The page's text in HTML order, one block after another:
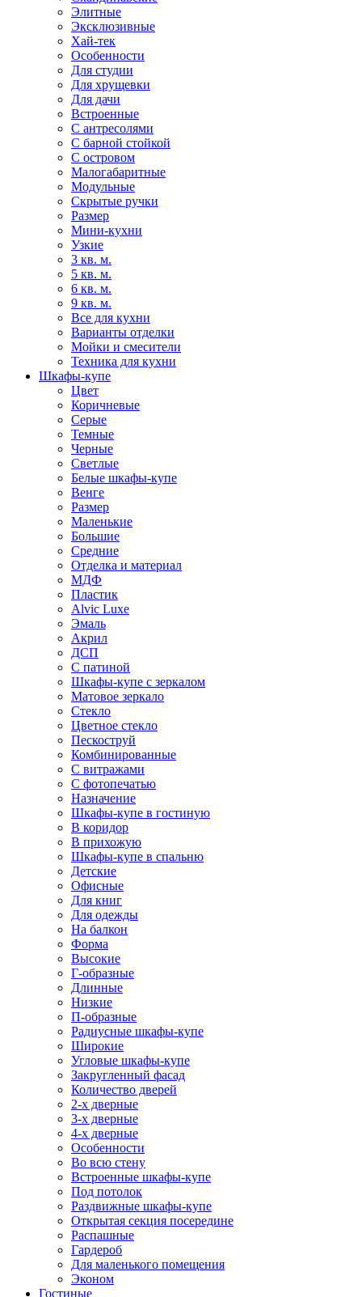
Элитные
Эксклюзивные
Хай-тек
Особенности
Для студии
Для хрущевки
Для дачи
Встроенные
С антресолями
С барной стойкой
С островом
Малогабаритные
Модульные
Скрытые ручки
Размер
Мини-кухни
Узкие
3 кв. м.
5 кв. м.
6 кв. м.
9 кв. м.
Все для кухни
Варианты отделки
Мойки и смесители
Техника для кухни
Шкафы-купе
Цвет
Коричневые
Серые
Темные
Черные
Светлые
Белые шкафы-купе
Венге
Размер
Маленькие
Большие
Средние
Отделка и материал
МДФ
Пластик
Alvic Luxe
Эмаль
Акрил
ДСП
С патиной
Шкафы-купе с зеркалом
Матовое зеркало
Стекло
Цветное стекло
Пескоструй
Комбинированные
С витражами
С фотопечатью
Назначение
Шкафы-купе в гостиную
В коридор
В прихожую
Шкафы-купе в спальню
Детские
Офисные
Для книг
Для одежды
На балкон
Форма
Высокие
Г-образные
Длинные
Низкие
П-образные
Радиусные шкафы-купе
Широкие
Угловые шкафы-купе
Закругленный фасад
Количество дверей
2-х дверные
3-х дверные
4-х дверные
Особенности
Во всю стену
Встроенные шкафы-купе
Под потолок
Раздвижные шкафы-купе
Открытая секция посередине
Распашные
Гардероб
Для маленького помещения
Эконом
Гостиные